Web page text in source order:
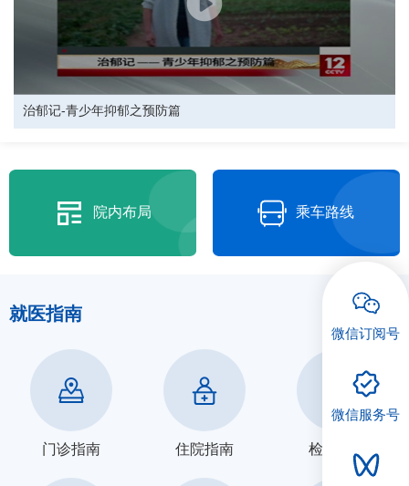
治郁记-青少年抑郁之预防篇
院内布局 乘车路线
就医指南
门诊指南 住院指南 检查指南
微信订阅号
微信服务号